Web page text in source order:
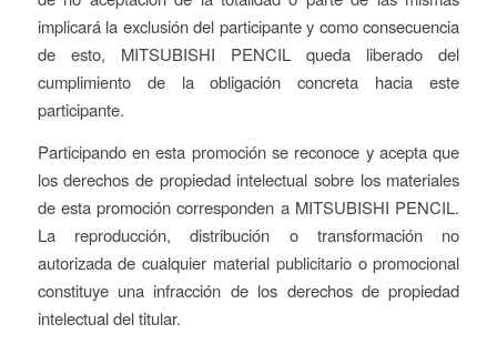
implicará la exclusión del participante y como consecuencia
de esto, MITSUBISHI PENCIL queda liberado del
cumplimiento de la obligación concreta hacia este
participante.
Participando en esta promoción se reconoce y acepta que
los derechos de propiedad intelectual sobre los materiales
de esta promoción corresponden a MITSUBISHI PENCIL.
La reproducción, distribución o transformación no
autorizada de cualquier material publicitario o promocional
constituye una infracción de los derechos de propiedad
intelectual del titular.